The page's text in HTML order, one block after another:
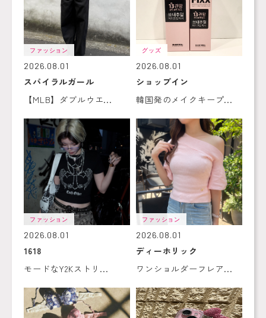
ファッション
2026.08.01
スパイラルガール
【MLB】ダブルウエ...
グッズ
2026.08.01
ショップイン
韓国発のメイクキープ...
ファッション
2026.08.01
1618
モードなY2Kストリ...
ファッション
2026.08.01
ディーホリック
ワンショルダーフレア...